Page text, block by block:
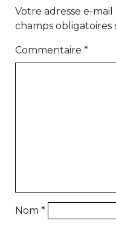
Votre adresse e-
champs obligatoires
Commentaire *
Nom *